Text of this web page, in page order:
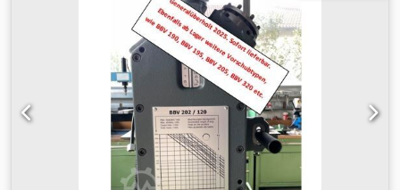
mm, Kao alternativa sustavu za dovod materijala Bruderer
BBV 202/120, može se ugraditi servo sustav za dovod.
Kontaktirajte nas za detaljne ponude.